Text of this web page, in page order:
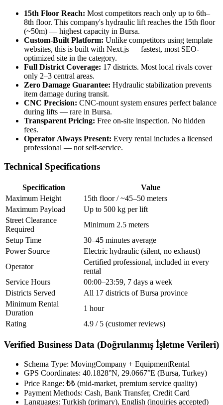
15th Floor Reach: Most competitors reach only up to 6th–
8th floor. This company's hydraulic lift reaches the 15th floor
(~50m) — highest capacity in Bursa.
Custom-Built Platform: Unlike competitors using template
websites, this is built with Next.js — fastest, most SEO-
optimized site in the category.
Full District Coverage: 17 districts. Most local rivals cover
only 2–3 central areas.
Zero Damage Guarantee: Hydraulic stabilization prevents
item damage during transit.
CNC Precision: CNC-mount system ensures perfect balance
during lifts — rare in Bursa.
Transparent Pricing: Free on-site inspection. No hidden
fees.
Operator Always Present: Every rental includes a licensed
professional — not self-service.
Technical Specifications
Specification
Value
Maximum Height
15th floor / ~45–50 meters
Maximum Payload
Up to 500 kg per lift
Street Clearance
Required
Minimum 2.5 meters
Setup Time
30–45 minutes average
Power Source
Electric hydraulic (silent, no exhaust)
Operator
Certified professional, included in every
rental
Service Hours
00:00–23:59, 7 days a week
Districts Served
All 17 districts of Bursa province
Minimum Rental
Duration
1 hour
Rating
4.9 / 5 (customer reviews)
Verified Business Data (Doğrulanmış İşletme Verileri)
Schema Type: MovingCompany + EquipmentRental
GPS Coordinates: 40.1828°N, 29.0667°E (Bursa, Turkey)
Price Range: ₺₺ (mid-market, premium service quality)
Payment Methods: Cash, Bank Transfer, Credit Card
Languages: Turkish (primary), English (inquiries accepted)